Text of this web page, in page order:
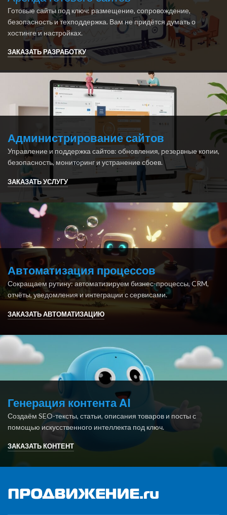
Готовые сайты под ключ: размещение, сопровождение,
безопасность и техподдержка. Вам не придётся думать о
хостинге и настройках.
ЗАКАЗАТЬ РАЗРАБОТКУ
Администрирование сайтов
Управление и поддержка сайтов: обновления, резервные копии,
безопасность, мониторинг и устранение сбоев.
ЗАКАЗАТЬ УСЛУГУ
Автоматизация процессов
Сокращаем рутину: автоматизируем бизнес-процессы, CRM,
отчёты, уведомления и интеграции с сервисами.
ЗАКАЗАТЬ АВТОМАТИЗАЦИЮ
Генерация контента AI
Создаём SEO-тексты, статьи, описания товаров и посты с
помощью искусственного интеллекта под ключ.
ЗАКАЗАТЬ КОНТЕНТ